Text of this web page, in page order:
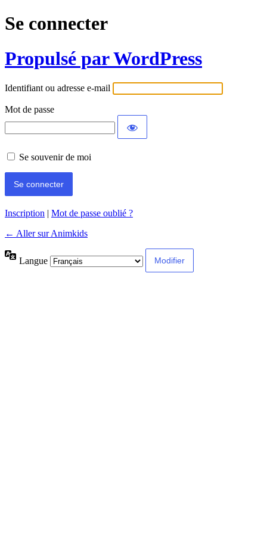
Se connecter
Propulsé par WordPress
Identifiant ou adresse e-mail
Mot de passe
Se souvenir de moi
Inscription | Mot de passe oublié ?
← Aller sur Animkids
Langue